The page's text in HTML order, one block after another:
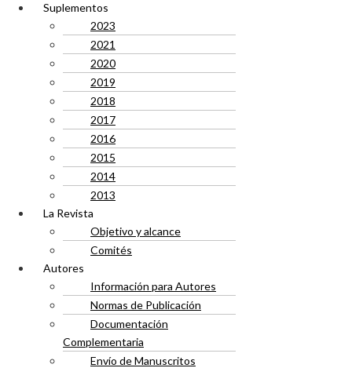
Suplementos
2023
2021
2020
2019
2018
2017
2016
2015
2014
2013
La Revista
Objetivo y alcance
Comités
Autores
Información para Autores
Normas de Publicación
Documentación
Complementaria
Envío de Manuscritos